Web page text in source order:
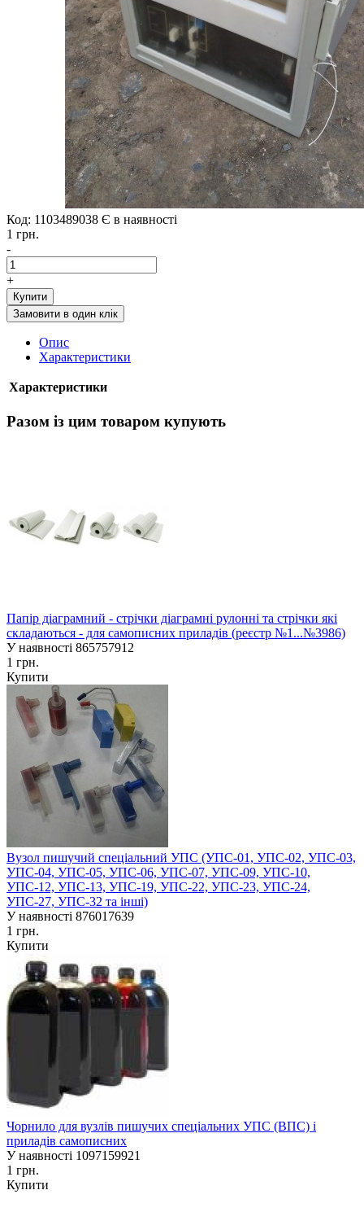
Код: 1103489038 Є в наявності
1 грн.
-
+
Купити
Замовити в один клік
Опис
Характеристики
Характеристики
Разом із цим товаром купують
Папір діаграмний - стрічки діаграмні рулонні та стрічки які
складаються - для самописних приладів (реєстр №1...№3986)
У наявності 865757912
1 грн.
Купити
Вузол пишучий спеціальний УПС (УПС-01, УПС-02, УПС-03,
УПС-04, УПС-05, УПС-06, УПС-07, УПС-09, УПС-10,
УПС-12, УПС-13, УПС-19, УПС-22, УПС-23, УПС-24,
УПС-27, УПС-32 та інші)
У наявності 876017639
1 грн.
Купити
Чорнило для вузлів пишучих спеціальних УПС (ВПС) і
приладів самописних
У наявності 1097159921
1 грн.
Купити